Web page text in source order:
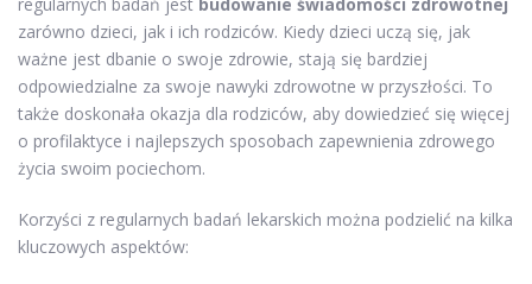
zarówno dzieci, jak i ich rodziców. Kiedy dzieci uczą się, jak
ważne jest dbanie o swoje zdrowie, stają się bardziej
odpowiedzialne za swoje nawyki zdrowotne w przyszłości. To
także doskonała okazja dla rodziców, aby dowiedzieć się więcej
o profilaktyce i najlepszych sposobach zapewnienia zdrowego
życia swoim pociechom.
Korzyści z regularnych badań lekarskich można podzielić na kilka
kluczowych aspektów: